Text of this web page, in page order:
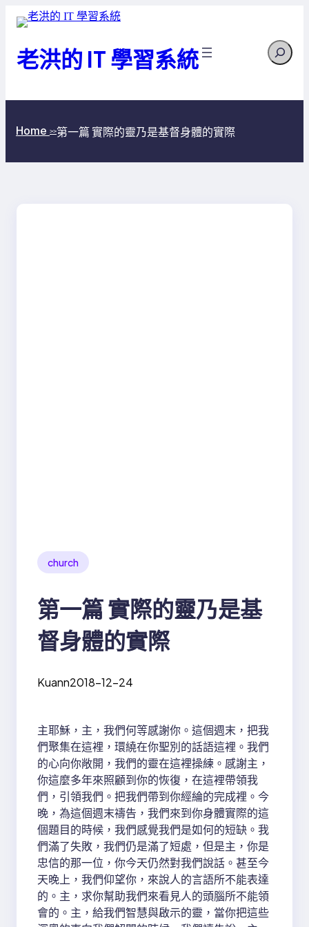
老洪的 IT 學習系統 Search
Home >>第一篇 實際的靈乃是基督身體的實際
church
第一篇 實際的靈乃是基
督身體的實際
Kuann2018-12-24
主耶穌，主，我們何等感謝你。這個週末，把我
們聚集在這裡，環繞在你聖別的話語這裡。我們
的心向你敞開，我們的靈在這裡操練。感謝主，
你這麼多年來照顧到你的恢復，在這裡帶領我
們，引領我們。把我們帶到你經綸的完成裡。今
晚，為這個週末禱告，我們來到你身體實際的這
個題目的時候，我們感覺我們是如何的短缺。我
們滿了失敗，我們仍是滿了短處，但是主，你是
忠信的那一位，你今天仍然對我們說話。甚至今
天晚上，我們仰望你，來說人的言語所不能表達
的。主，求你幫助我們來看見人的頭腦所不能領
會的。主，給我們智慧與啟示的靈，當你把這些